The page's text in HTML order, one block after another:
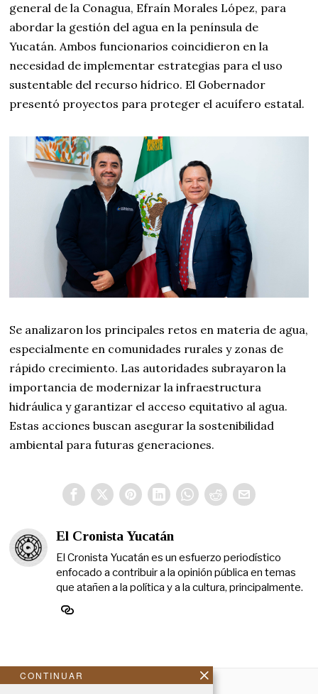
general de la Conagua, Efraín Morales López, para
abordar la gestión del agua en la península de
Yucatán. Ambos funcionarios coincidieron en la
necesidad de implementar estrategias para el uso
sustentable del recurso hídrico. El Gobernador
presentó proyectos para proteger el acuífero estatal.
Se analizaron los principales retos en materia de agua,
especialmente en comunidades rurales y zonas de
rápido crecimiento. Las autoridades subrayaron la
importancia de modernizar la infraestructura
hidráulica y garantizar el acceso equitativo al agua.
Estas acciones buscan asegurar la sostenibilidad
ambiental para futuras generaciones.
El Cronista Yucatán
El Cronista Yucatán es un esfuerzo periodístico
enfocado a contribuir a la opinión pública en temas
que atañen a la política y a la cultura, principalmente.
NOSOTROS
CONTINUAR